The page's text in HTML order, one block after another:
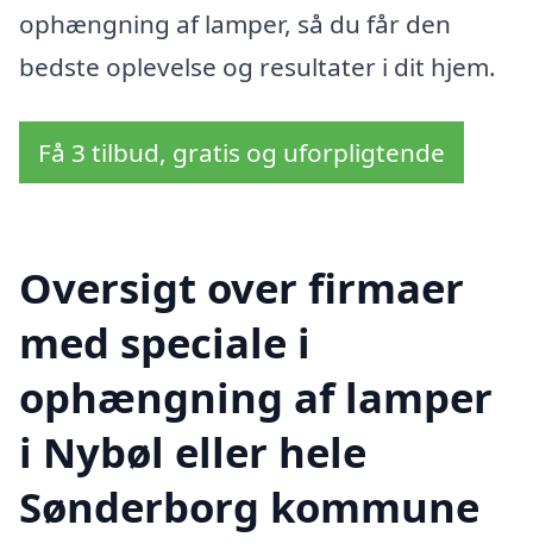
ophængning af lamper, så du får den
bedste oplevelse og resultater i dit hjem.
Få 3 tilbud, gratis og uforpligtende
Oversigt over firmaer
med speciale i
ophængning af lamper
i Nybøl eller hele
Sønderborg kommune